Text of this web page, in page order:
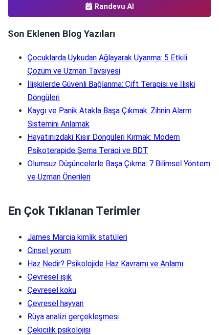
Randevu Al
Son Eklenen Blog Yazıları
Çocuklarda Uykudan Ağlayarak Uyanma: 5 Etkili
Çözüm ve Uzman Tavsiyesi
İlişkilerde Güvenli Bağlanma: Çift Terapisi ve İlişki
Döngüleri
Kaygı ve Panik Atakla Başa Çıkmak: Zihnin Alarm
Sistemini Anlamak
Hayatınızdaki Kısır Döngüleri Kırmak: Modern
Psikoterapide Şema Terapi ve BDT
Olumsuz Düşüncelerle Başa Çıkma: 7 Bilimsel Yöntem
ve Uzman Önerileri
En Çok Tıklanan Terimler
James Marcia kimlik statüleri
Cinsel yorum
Haz Nedir? Psikolojide Haz Kavramı ve Anlamı
Çevresel ışık
Çevresel koku
Çevresel hayvan
Rüya analizi gerçekleşmesi
Çekicilik psikolojisi